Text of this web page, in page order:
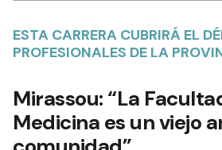
ESTA CARRERA CUBRIRÁ EL
PROFESIONALES DE LA
Mirassou: “La
Medicina es un viejo